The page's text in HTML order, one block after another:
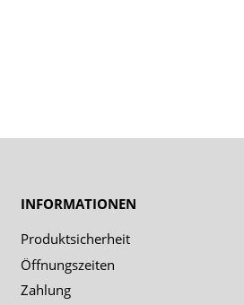
INFORMATIONEN
Produktsicherheit
Öffnungszeiten
Zahlung